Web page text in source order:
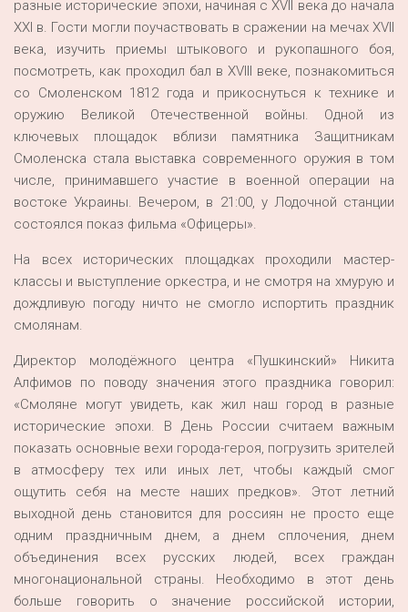
разные исторические эпохи, начиная с XVII века до начала
XXI в. Гости могли поучаствовать в сражении на мечах XVII
века, изучить приемы штыкового и рукопашного боя,
посмотреть, как проходил бал в XVIII веке, познакомиться
со Смоленском 1812 года и прикоснуться к технике и
оружию Великой Отечественной войны. Одной из
ключевых площадок вблизи памятника Защитникам
Смоленска стала выставка современного оружия в том
числе, принимавшего участие в военной операции на
востоке Украины. Вечером, в 21:00, у Лодочной станции
состоялся показ фильма «Офицеры».
На всех исторических площадках проходили мастер-
классы и выступление оркестра, и не смотря на хмурую и
дождливую погоду ничто не смогло испортить праздник
смолянам.
Директор молодёжного центра «Пушкинский» Никита
Алфимов по поводу значения этого праздника говорил:
«Смоляне могут увидеть, как жил наш город в разные
исторические эпохи. В День России считаем важным
показать основные вехи города-героя, погрузить зрителей
в атмосферу тех или иных лет, чтобы каждый смог
ощутить себя на месте наших предков». Этот летний
выходной день становится для россиян не просто еще
одним праздничным днем, а днем сплочения, днем
объединения всех русских людей, всех граждан
многонациональной страны. Необходимо в этот день
больше говорить о значение российской истории,